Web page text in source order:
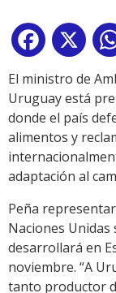
Facebook
X
El ministro de
Uruguay está
donde el país
alimentos y
adaptación al
Peña
Naciones Unidas
desarrollará en
noviembre. “A
tanto productor